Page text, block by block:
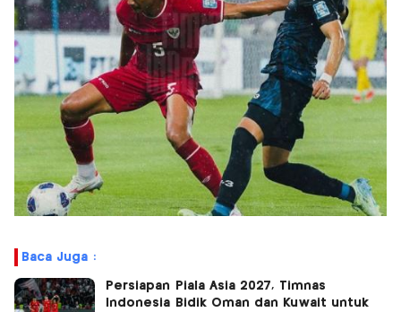
Baca Juga :
Persiapan Piala Asia 2027, Timnas
Indonesia Bidik Oman dan Kuwait untuk